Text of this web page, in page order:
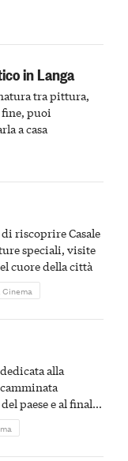
in Langa
tra pittura,
puoi
a casa
riscoprire Casale
speciali, visite
cuore della città
alla
paese e al finale